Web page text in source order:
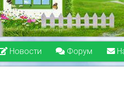
Новости Форум